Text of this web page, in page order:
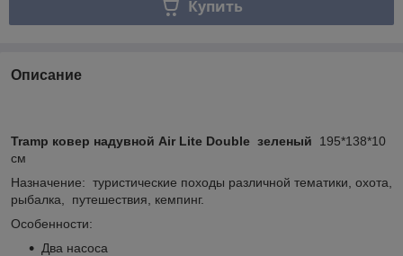
Купить
Описание
Tramp ковер надувной Air Lite Double зеленый
195*138*10
см
Назначение: туристические походы различной тематики, охота,
рыбалка, путешествия, кемпинг.
Особенности:
Два насоса